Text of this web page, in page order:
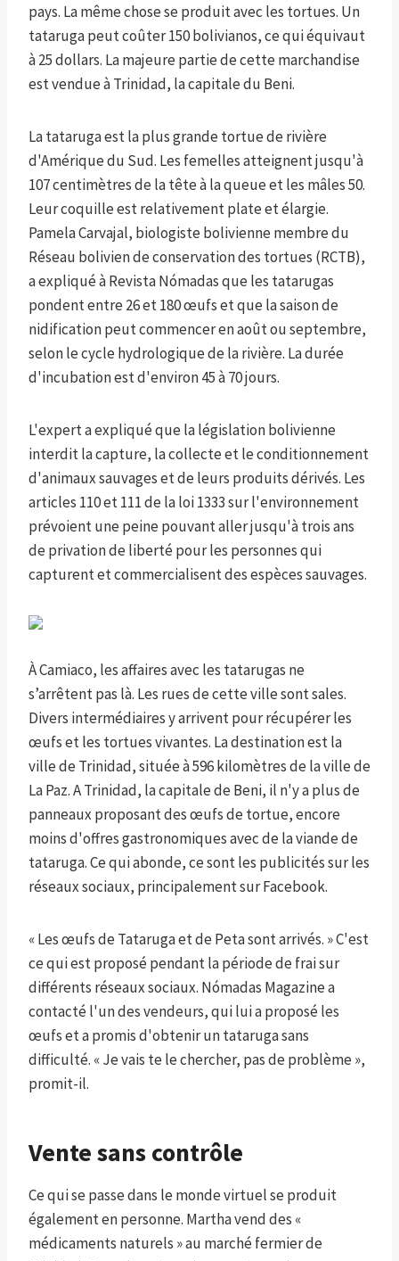
pays. La même chose se produit avec les tortues. Un
tataruga peut coûter 150 bolivianos, ce qui équivaut
à 25 dollars. La majeure partie de cette marchandise
est vendue à Trinidad, la capitale du Beni.
La tataruga est la plus grande tortue de rivière
d'Amérique du Sud. Les femelles atteignent jusqu'à
107 centimètres de la tête à la queue et les mâles 50.
Leur coquille est relativement plate et élargie.
Pamela Carvajal, biologiste bolivienne membre du
Réseau bolivien de conservation des tortues (RCTB),
a expliqué à Revista Nómadas que les tatarugas
pondent entre 26 et 180 œufs et que la saison de
nidification peut commencer en août ou septembre,
selon le cycle hydrologique de la rivière. La durée
d'incubation est d'environ 45 à 70 jours.
L'expert a expliqué que la législation bolivienne
interdit la capture, la collecte et le conditionnement
d'animaux sauvages et de leurs produits dérivés. Les
articles 110 et 111 de la loi 1333 sur l'environnement
prévoient une peine pouvant aller jusqu'à trois ans
de privation de liberté pour les personnes qui
capturent et commercialisent des espèces sauvages.
À Camiaco, les affaires avec les tatarugas ne
s’arrêtent pas là. Les rues de cette ville sont sales.
Divers intermédiaires y arrivent pour récupérer les
œufs et les tortues vivantes. La destination est la
ville de Trinidad, située à 596 kilomètres de la ville de
La Paz. A Trinidad, la capitale de Beni, il n'y a plus de
panneaux proposant des œufs de tortue, encore
moins d'offres gastronomiques avec de la viande de
tataruga. Ce qui abonde, ce sont les publicités sur les
réseaux sociaux, principalement sur Facebook.
« Les œufs de Tataruga et de Peta sont arrivés. » C'est
ce qui est proposé pendant la période de frai sur
différents réseaux sociaux. Nómadas Magazine a
contacté l'un des vendeurs, qui lui a proposé les
œufs et a promis d'obtenir un tataruga sans
difficulté. « Je vais te le chercher, pas de problème »,
promit-il.
Vente sans contrôle
Ce qui se passe dans le monde virtuel se produit
également en personne. Martha vend des «
médicaments naturels » au marché fermier de